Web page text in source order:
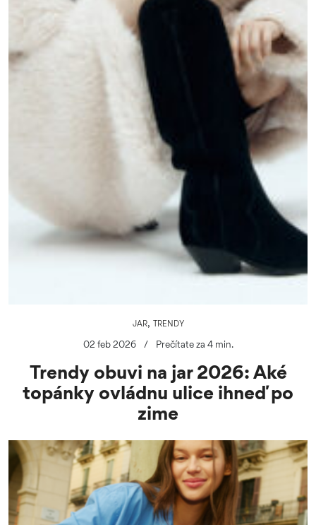
JAR, TRENDY
02 feb 2026 / Prečítate za 4 min.
Trendy obuvi na jar 2026: Aké
topánky ovládnu ulice ihneď po
zime